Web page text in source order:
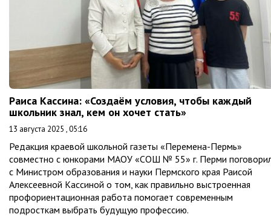
Раиса Кассина: «Создаём условия, чтобы каждый
школьник знал, кем он хочет стать»
13 августа 2025 , 05:16
Редакция краевой школьной газеты «Перемена-Пермь»
совместно с юнкорами МАОУ «СОШ № 55» г. Перми
с Министром образования и науки Пермского края Раисой
Алексеевной Кассиной о том, как правильно выстроенная
профориентационная работа помогает современным
подросткам выбрать будущую профессию.